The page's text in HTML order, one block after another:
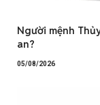
Người mệnh
an?
05/08/2026